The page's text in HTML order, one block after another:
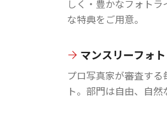
しく・豊かなフォト
な特典をご用意。
マンスリーフォ
プロ写真家が審査す
ト。部門は自由、自然